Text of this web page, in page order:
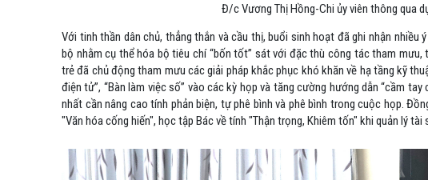
Đ/c Vương Thị Hồng-Chi ủy viên thông qua
Với tinh thần dân chủ, thẳng thắn và cầu thị, buổi sinh hoạt đã ghi nhận
bộ nhằm cụ thể hóa bộ tiêu chí “bốn tốt” sát với đặc thù công tác tham mưu,
trẻ đã chủ động tham mưu các giải pháp khắc phục khó khăn về hạ tầng kỹ
điện tử”, “Bàn làm việc số” vào các kỳ họp và tăng cường hướng dẫn “cầm
nhất cần nâng cao tính phản biện, tự phê bình và phê bình trong cuộc họp.
"Văn hóa cống hiến", học tập Bác về tính "Thận trọng, Khiêm tốn" khi quản lý tài